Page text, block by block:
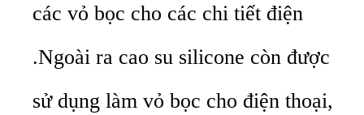
các vỏ bọc cho các chi tiết điện
.Ngoài ra cao su silicone còn được
sử dụng làm vỏ bọc cho điện thoại,